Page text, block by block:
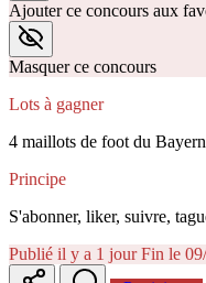
Ajouter ce concours aux
Masquer ce concours
Lots à gagner
4 maillots de foot du
Principe
S'abonner, liker, suivre,
Publié il y a 1 jour Fin le